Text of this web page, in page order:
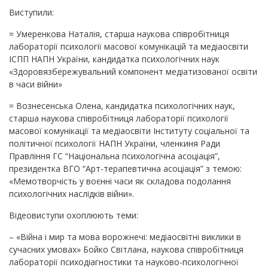
Виступили:
= Умеренкова Наталія, старша наукова співробітниця
лабораторії психології масової комунікацій та медіаосвіти
ІСПП НАПН України, кандидатка психологічних наук
«Здоровязбережувальний компонент медіатизованої освіти
в часи війни»
= Вознесенська Олена, кандидатка психологічних наук,
старша наукова співробітниця лабораторії психології
масової комунікації та медіаосвіти Інституту соціальної та
політичної психології НАПН України, членкиня Ради
Правління ГС “Національна психологічна асоціація”,
президентка ВГО “Арт-терапевтична асоціація” з темою:
«Мемотворчість у воєнні часи як складова подолання
психологічних наслідків війни».
Відеовиступи охоплюють теми:
– «Війна і мир та мова ворожнечі: медіаосвітні виклики в
сучасних умовах» Бойко Світлана, наукова співробітниця
лабораторії психодіагностики та науково-психологічної